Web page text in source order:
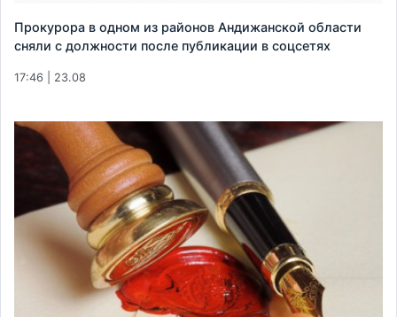
Прокурора в одном из районов Андижанской области
сняли с должности после публикации в соцсетях
17:46 | 23.08